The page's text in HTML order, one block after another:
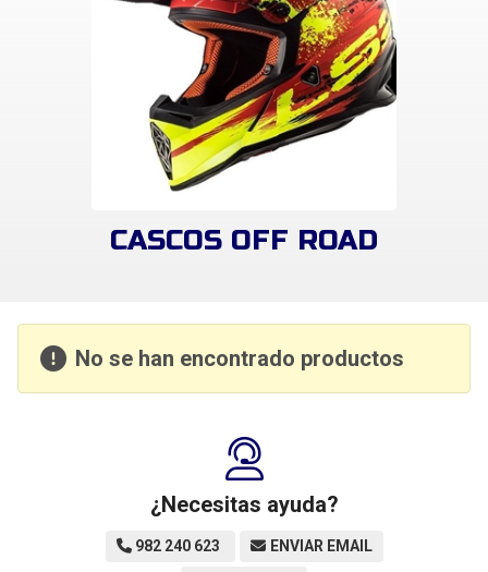
CASCOS OFF ROAD
No se han encontrado productos
¿Necesitas ayuda?
982 240 623 ENVIAR EMAIL